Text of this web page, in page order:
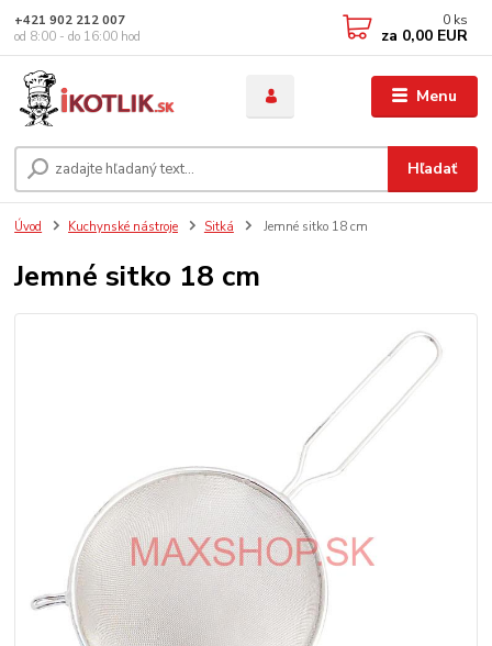
Menu
Hľadať
+421 902 212 007
od 8:00 - do 16:00 hod
0 ks
za 0,00 EUR
Úvod Kuchynské nástroje Sitká Jemné sitko 18 cm
Jemné sitko 18 cm